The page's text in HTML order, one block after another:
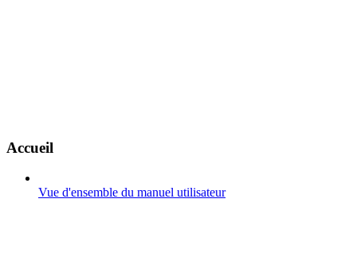
Accueil
Vue d'ensemble du manuel utilisateur